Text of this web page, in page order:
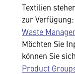
Textilien
zur Verfügung:
Waste
Möchten Sie
können Sie
Product